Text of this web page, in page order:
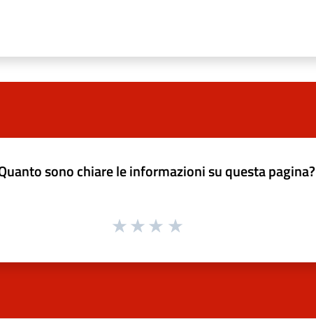
sono chiare le informazioni su questa pagina?